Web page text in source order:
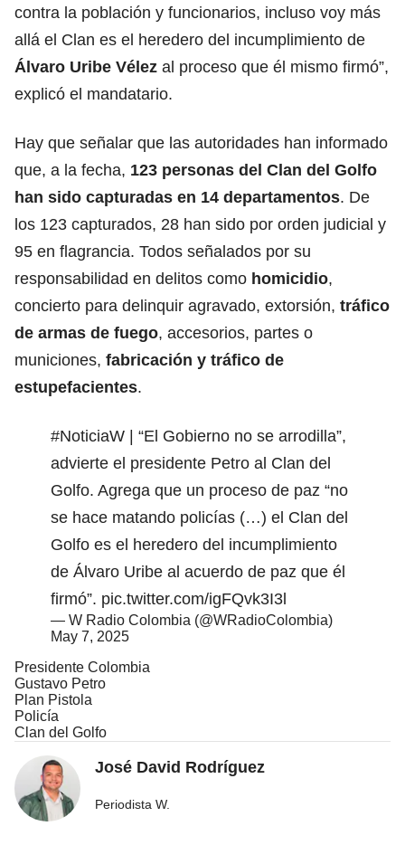
contra la población y funcionarios, incluso voy más
allá el Clan es el heredero del incumplimiento de
Álvaro Uribe Vélez al proceso que él mismo firmó”,
explicó el mandatario.
Hay que señalar que las autoridades han informado
que, a la fecha, 123 personas del Clan del Golfo
han sido capturadas en 14 departamentos. De
los 123 capturados, 28 han sido por orden judicial y
95 en flagrancia. Todos señalados por su
responsabilidad en delitos como homicidio,
concierto para delinquir agravado, extorsión, tráfico
de armas de fuego, accesorios, partes o
municiones, fabricación y tráfico de
estupefacientes.
#NoticiaW | “El Gobierno no se arrodilla”,
advierte el presidente Petro al Clan del
Golfo. Agrega que un proceso de paz “no
se hace matando policías (…) el Clan del
Golfo es el heredero del incumplimiento
de Álvaro Uribe al acuerdo de paz que él
firmó”. pic.twitter.com/igFQvk3I3l
— W Radio Colombia (@WRadioColombia)
May 7, 2025
Presidente Colombia
Gustavo Petro
Plan Pistola
Policía
Clan del Golfo
José David Rodríguez
Periodista W.